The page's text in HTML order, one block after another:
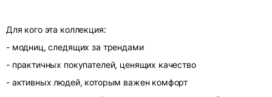
Для кого эта коллекция:
- модниц, следящих за трендами
- практичных покупателей, ценящих качество
- активных людей, которым важен комфорт